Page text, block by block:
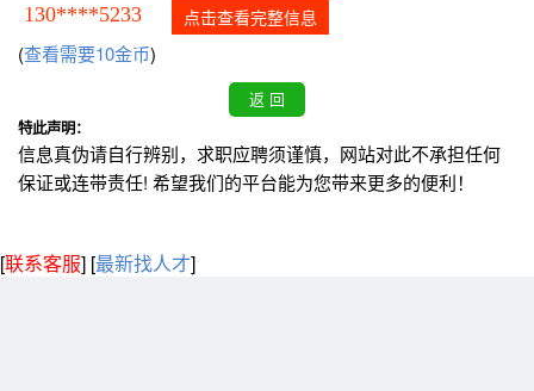
130****5233 点击查看完整信息
(查看需要10金币)
特此声明：
信息真伪请自行辨别，求职应聘须谨慎，网站对此不承担任何
保证或连带责任! 希望我们的平台能为您带来更多的便利！
[联系客服] [最新找人才]